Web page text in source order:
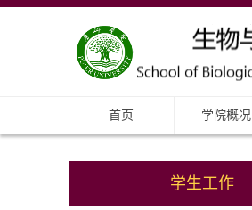
首页 学院概况
学生工作